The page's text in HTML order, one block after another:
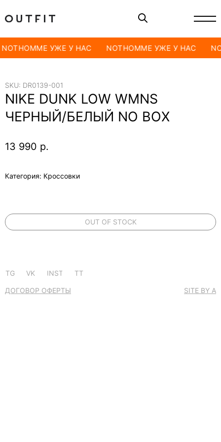
NOTHOMME УЖЕ У НАС NOTHOMME УЖЕ У НАС
NIKE DUNK LOW WMNS
ЧЕРНЫЙ/БЕЛЫЙ NO BOX
SKU: DR0139-001
13 990 р.
OUT OF STOCK
Категория: Кроссовки
ДОГОВОР ОФЕРТЫ SITE BY A
TG INST
VK TT